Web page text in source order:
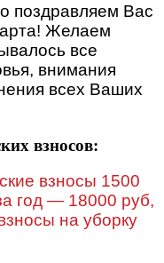
поздравляем Вас
Желаем
все
внимания
всех Ваших
взносов:
взносы 1500
год — 18000 руб,
на уборку